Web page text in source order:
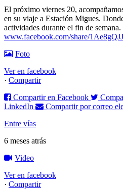
El próximo viernes 20,
en su viaje a Estación Migues.
actividades durante el fin de semana.
www.facebook.com/share/
Foto
Ver en facebook
· Compartir
Compartir en Facebook
LinkedIn
Compartir por correo
Entre vías
6 meses atrás
Video
Ver en facebook
· Compartir